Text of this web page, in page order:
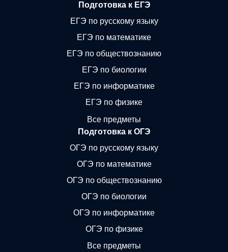
Подготовка к ЕГЭ
ЕГЭ по русскому языку
ЕГЭ по математике
ЕГЭ по обществознанию
ЕГЭ по биологии
ЕГЭ по информатике
ЕГЭ по физике
Все предметы
Подготовка к ОГЭ
ОГЭ по русскому языку
ОГЭ по математике
ОГЭ по обществознанию
ОГЭ по биологии
ОГЭ по информатике
ОГЭ по физике
Все предметы